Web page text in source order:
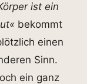
ist ein
bekommt
einen
Sinn.
ein ganz